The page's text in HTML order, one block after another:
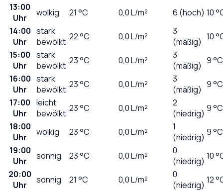
13:00
Uhr
wolkig 21 °C 0,0L/m² 6 (hoch) 10
14:00
Uhr
stark
bewölkt 22°C 0,0L/m²
3
(mäßig) 10
15:00
Uhr
stark
bewölkt 23°C 0,0L/m²
3
(mäßig) 9 °C
16:00
Uhr
stark
bewölkt 23°C 0,0L/m²
3
(mäßig) 9 °C
17:00
Uhr
leicht
bewölkt 23°C 0,0L/m²
2
(niedrig) 9 °C
18:00
Uhr
wolkig 23°C 0,0L/m²
1
(niedrig) 9 °C
19:00
Uhr
sonnig 23°C 0,0L/m²
0
(niedrig) 10
20:00
Uhr
sonnig 21 °C 0,0L/m²
0
(niedrig) 12